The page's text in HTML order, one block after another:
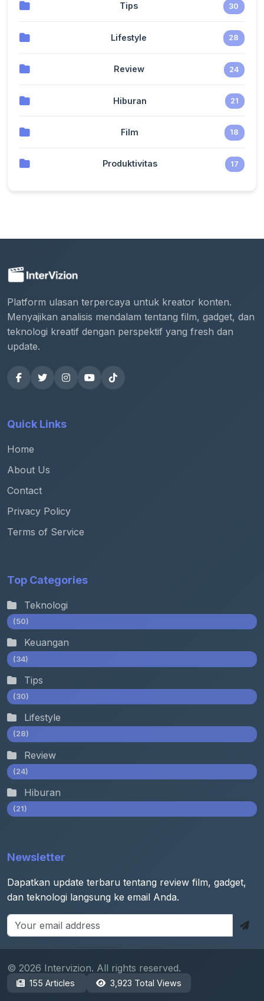
Tips 30
Lifestyle 28
Review 24
Hiburan 21
Film 18
Produktivitas 17
Platform ulasan terpercaya untuk kreator konten.
Menyajikan analisis mendalam tentang film, gadget, dan
teknologi kreatif dengan perspektif yang fresh dan
update.
Quick Links
Home
About Us
Contact
Privacy Policy
Terms of Service
Top Categories
Teknologi
(50)
Keuangan
(34)
Tips
(30)
Lifestyle
(28)
Review
(24)
Hiburan
(21)
Newsletter
Dapatkan update terbaru tentang review film, gadget,
dan teknologi langsung ke email Anda.
© 2026 Intervizion. All rights reserved.
155 Articles 3,923 Total Views